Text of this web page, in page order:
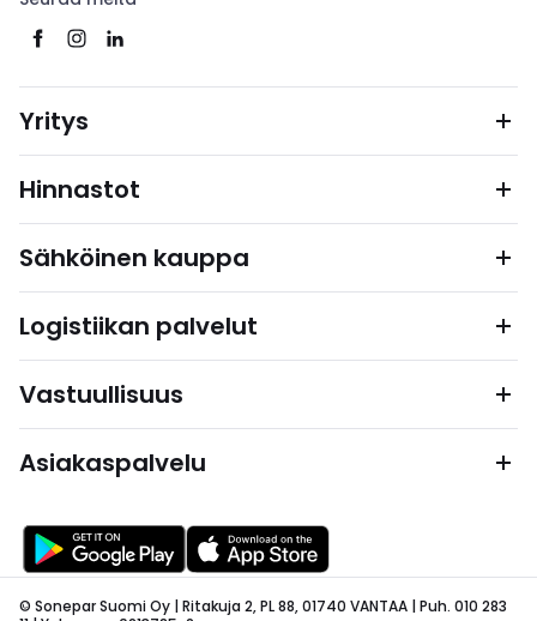
Yritys
Hinnastot
Sähköinen kauppa
Logistiikan palvelut
Vastuullisuus
Asiakaspalvelu
© Sonepar Suomi Oy | Ritakuja 2, PL 88, 01740 VANTAA | Puh. 010 283